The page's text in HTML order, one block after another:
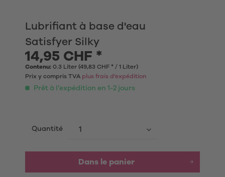
Lubrifiant à base d'eau
Satisfyer Silky
14,95 CHF *
Contenu: 0.3 Liter (49,83 CHF * / 1 Liter)
Prix y compris TVA plus frais d’expédition
Prêt à l’expédition en 1-2 jours
Quantité
Dans le panier